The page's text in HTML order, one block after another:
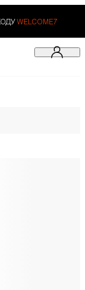
WELCOME7